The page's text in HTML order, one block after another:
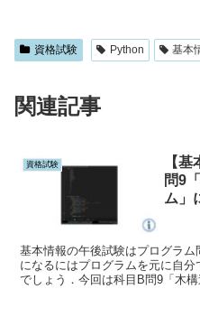
資格試験 Python 基本
関連記事
資格試験
【
問9
ム」
基本情報の午後試験はプログラ
になるにはプログラムを元に自
でしょう．今回は科目B問9「木